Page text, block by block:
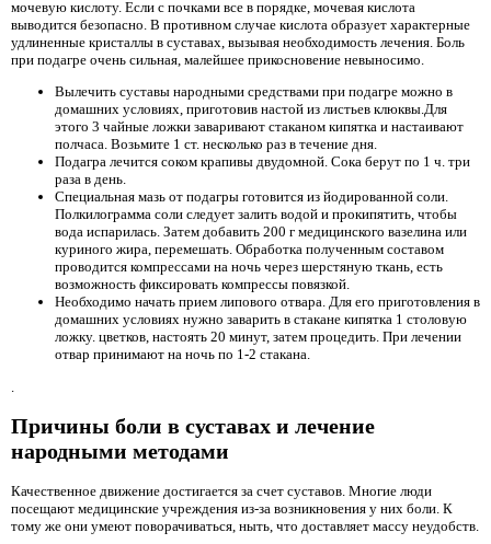
мочевую кислоту. Если с почками все в порядке, мочевая кислота
выводится безопасно. В противном случае кислота образует характерные
удлиненные кристаллы в суставах, вызывая необходимость лечения. Боль
при подагре очень сильная, малейшее прикосновение невыносимо.
Вылечить суставы народными средствами при подагре можно в
домашних условиях, приготовив настой из листьев клюквы.Для
этого 3 чайные ложки заваривают стаканом кипятка и настаивают
полчаса. Возьмите 1 ст. несколько раз в течение дня.
Подагра лечится соком крапивы двудомной. Сока берут по 1 ч. три
раза в день.
Специальная мазь от подагры готовится из йодированной соли.
Полкилограмма соли следует залить водой и прокипятить, чтобы
вода испарилась. Затем добавить 200 г медицинского вазелина или
куриного жира, перемешать. Обработка полученным составом
проводится компрессами на ночь через шерстяную ткань, есть
возможность фиксировать компрессы повязкой.
Необходимо начать прием липового отвара. Для его приготовления в
домашних условиях нужно заварить в стакане кипятка 1 столовую
ложку. цветков, настоять 20 минут, затем процедить. При лечении
отвар принимают на ночь по 1-2 стакана.
Причины боли в суставах и лечение
народными методами
Качественное движение достигается за счет суставов. Многие люди
посещают медицинские учреждения из-за возникновения у них боли. К
тому же они умеют поворачиваться, ныть, что доставляет массу неудобств.